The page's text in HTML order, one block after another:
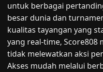
untuk berbagai
besar dunia dan
kualitas tayangan yang
yang real-time, Score808
tidak melewatkan aksi
Akses mudah melalui